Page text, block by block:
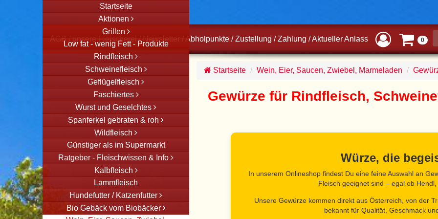
AGB / unsere Fleischerei / Newsletter /Abholpunkte / Zustellung / Zahlung /Aktueller Anlass 0
Startseite
Aktionen
Grillen
Low fat - wenig Fett - Produkte
Rindfleisch
Schweinefleisch
Geflügelfleisch
Faschiertes
Wurst und Geselchtes
Spanferkel gebraten & roh
Wildfleisch
Günstiger als im Supermarkt
Ratgeber - Fleischwissen & Info
Kalbfleisch
Lammfleisch
Hundefutter / Katzenfutter
Bio Gebäck vom Biobäcker
Startseite Wein, Eier, Saucen, Zwiebel, Marmeladen
Gewürze für Rindfleisch,
Würze, die
In unserem Onlineshop findest Du eine feine Auswahl an
Fleisch geeignet sind – egal ob
Unsere Gewürze kommen direkt aus Österreich, von der
bekannt für Qualität, Geschmack